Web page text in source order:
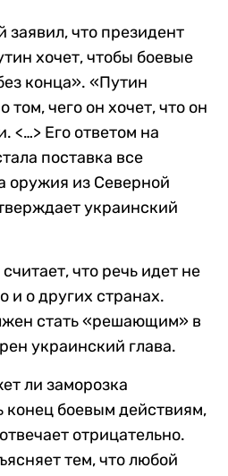
что президент
хочет, чтобы боевые
конца». «Путин
том, чего он хочет, что он
<…> Его ответом на
поставка все
оружия из Северной
украинский
что речь идет не
и о других странах.
стать «решающим» в
украинский глава.
ли заморозка
конец боевым действиям,
отрицательно.
тем, что любой